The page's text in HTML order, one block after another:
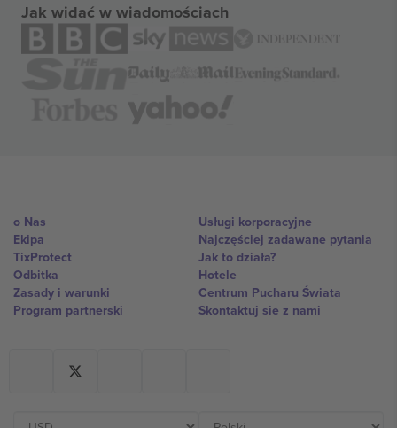
Jak widać w wiadomościach
o Nas
Ekipa
TixProtect
Odbitka
Zasady i warunki
Program partnerski
Usługi korporacyjne
Najczęściej zadawane pytania
Jak to działa?
Hotele
Centrum Pucharu Świata
Skontaktuj sie z nami